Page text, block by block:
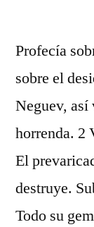
Profecía
sobre el
Neguev, así
horrenda. 2
El
destruye.
Todo su